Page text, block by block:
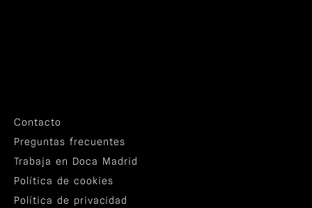
Contacto
Preguntas frecuentes
Trabaja en Doca Madrid
Política de cookies
Política de privacidad